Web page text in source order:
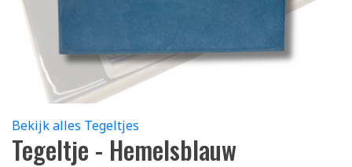
Bekijk alles Tegeltjes
Tegeltje - Hemelsblauw